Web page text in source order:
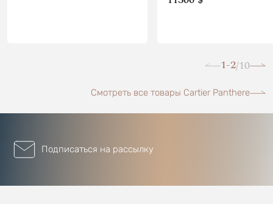
1-2/10
Смотреть все товары Cartier Panthere
Подписаться на рассылку